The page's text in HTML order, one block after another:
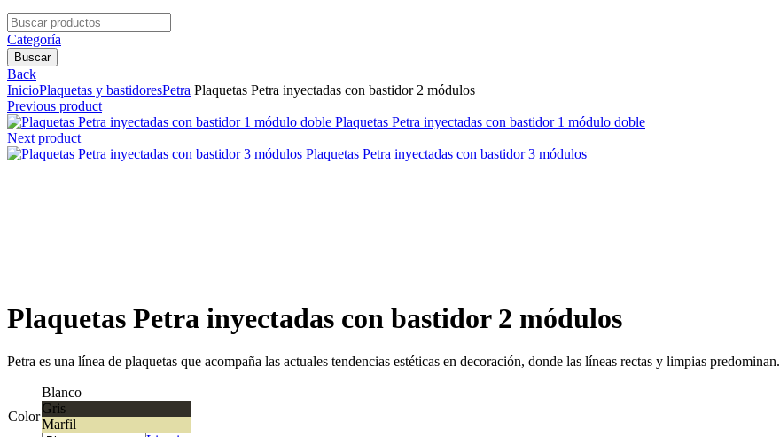
Search
for:
Categoría
Buscar
Back
InicioPlaquetas y bastidoresPetra Plaquetas Petra inyectadas con bastidor 2 módulos
Previous product
Plaquetas Petra inyectadas con bastidor 1 módulo doble
Next product
Plaquetas Petra inyectadas con bastidor 3 módulos
Plaquetas Petra inyectadas con bastidor 2 módulos
Petra es una línea de plaquetas que acompaña las actuales tendencias estéticas en decoración, donde las líneas rectas y limpias predominan.
Color
Blanco
Gris
Marfil